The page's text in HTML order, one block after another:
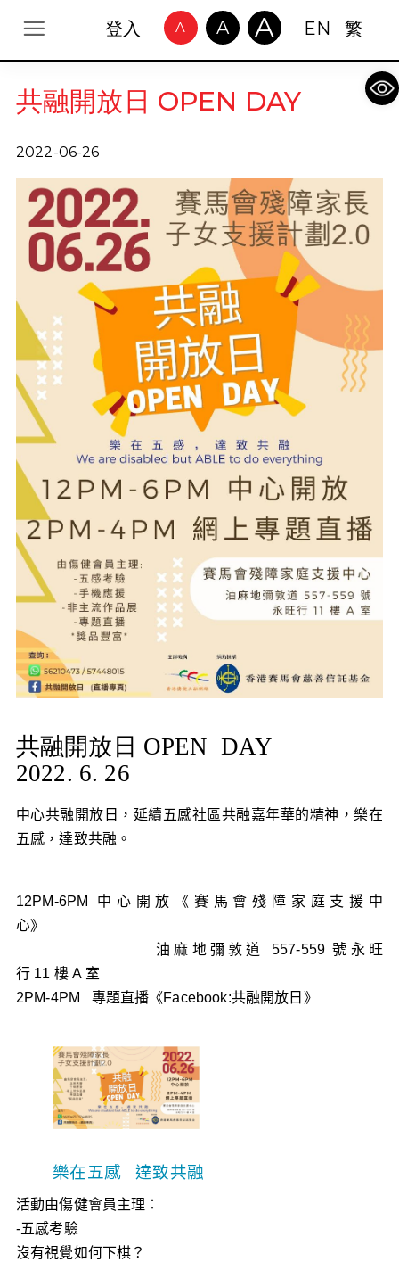
登入 A A A EN 繁
共融開放日 OPEN DAY
2022-06-26
共融開放日 OPEN DAY
2022. 6. 26
中心共融開放日，延續五感社區共融嘉年華的精神，樂在
五感，達致共融。
12PM-6PM 中心開放 《 賽馬會殘障家庭支援中
心》
油麻地彌敦道
557-559號永旺
行 11 樓 A 室
2PM-4PM 專題直播《Facebook:共融開放日》
樂在五感 達致共融
活動由傷健會員主理：
-五感考驗
沒有視覺如何下棋？